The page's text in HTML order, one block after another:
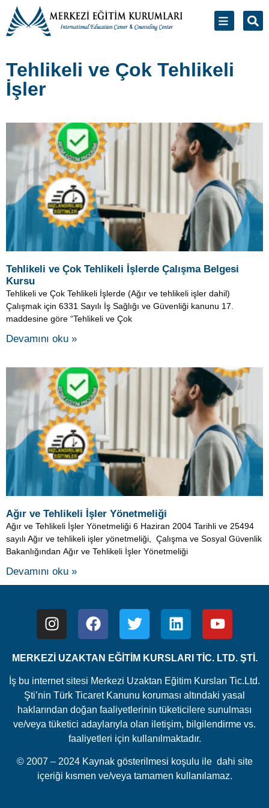
Tehlikeli ve Çok Tehlikeli
İşler
Tehlikeli ve Çok Tehlikeli İşlerde Çalışma Belgesi
Kursu
Tehlikeli ve Çok Tehlikeli İşlerde (Ağır ve tehlikeli işler dahil)
Çalışmak için 6331 Sayılı İş Sağlığı ve Güvenliği kanunu 17.
maddesine göre “Tehlikeli ve Çok
Devamını oku »
Ağır ve Tehlikeli İşler Yönetmeliği
Ağır ve Tehlikeli İşler Yönetmeliği 6 Haziran 2004 Tarihli ve 25494
sayılı Ağır ve tehlikeli işler yönetmeliği, Çalışma ve Sosyal Güvenlik
Bakanlığından Ağır ve Tehlikeli İşler Yönetmeliği
Devamını oku »
MERKEZİ UZAKTAN EĞİTİM KURSLARI TİC. LTD. ŞTİ.
İş bu internet sitesi Merkezi Uzaktan Eğitim Kursları Tic.Ltd.
Şti’nin Türk Ticaret Kanunu koruması altındaki yasal
haklarından doğan faaliyetlerinin tüketicilere sunulması
ve/veya tüketici adaylarıyla olan iletişim, bilgilendirme vs.
faaliyetleri için kullanılmaktadır.
© 2007 – 2024 Kaynak gösterilmesi koşulu ile dahi site
içeriği kısmen ve/veya tamamen kullanılamaz.